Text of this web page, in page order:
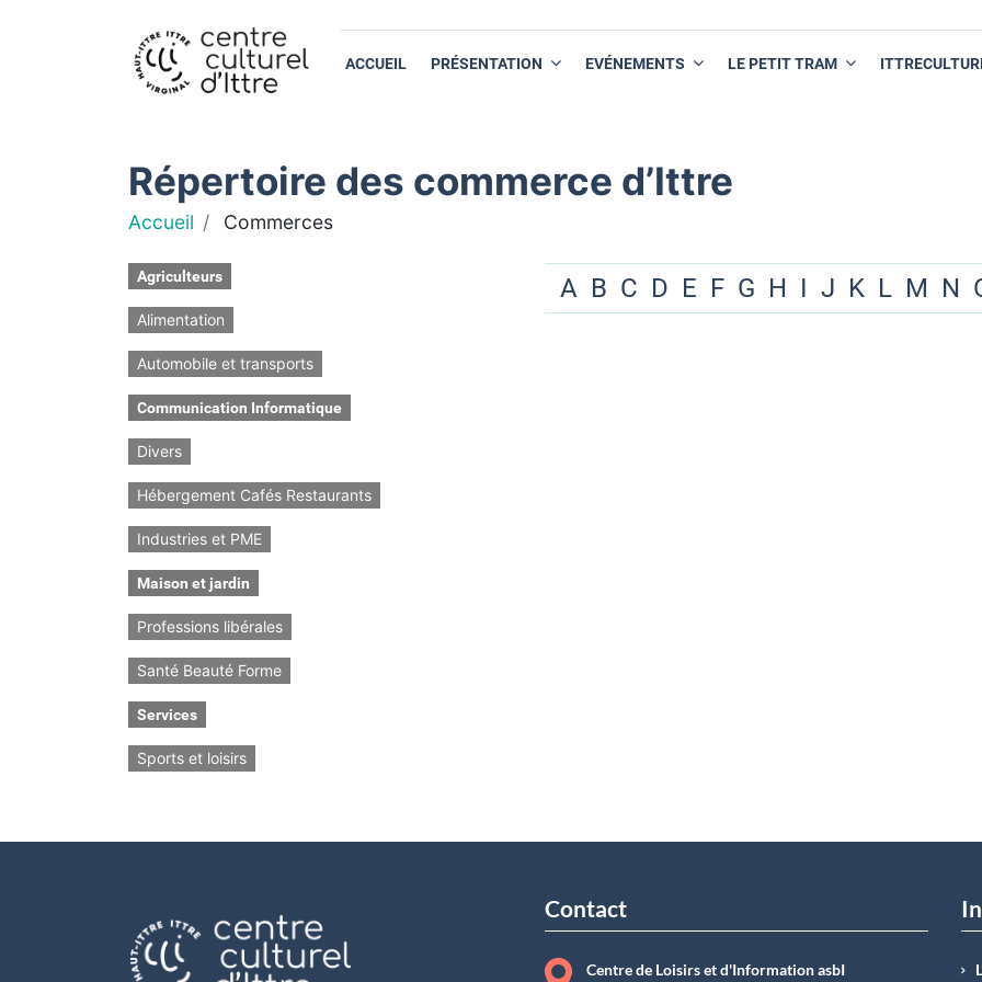
ACCUEIL PRÉSENTATION EVÉNEMENTS LE PETIT TRAM
Répertoire des commerce d’Ittre
Accueil Commerces
Agriculteurs
Alimentation
Automobile et transports
Communication Informatique
Divers
Hébergement Cafés Restaurants
Industries et PME
Maison et jardin
Professions libérales
Santé Beauté Forme
Services
Sports et loisirs
A B C D E F G H I J K L M N
Contact
Centre de Loisirs et d'Information asbI